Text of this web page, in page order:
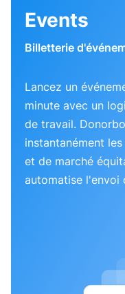
Events
Billetterie
Lancez un
minute avec un
de travail.
instantanément
et de marché
automatise l'envoi